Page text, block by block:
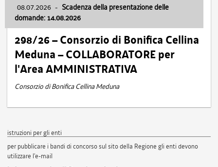
08.07.2026 - Scadenza della presentazione delle
domande: 14.08.2026
298/26 – Consorzio di Bonifica Cellina
Meduna – COLLABORATORE per
l'Area AMMINISTRATIVA
Consorzio di Bonifica Cellina Meduna
istruzioni per gli enti
per pubblicare i bandi di concorso sul sito della Regione gli enti devono
utilizzare l'e-mail